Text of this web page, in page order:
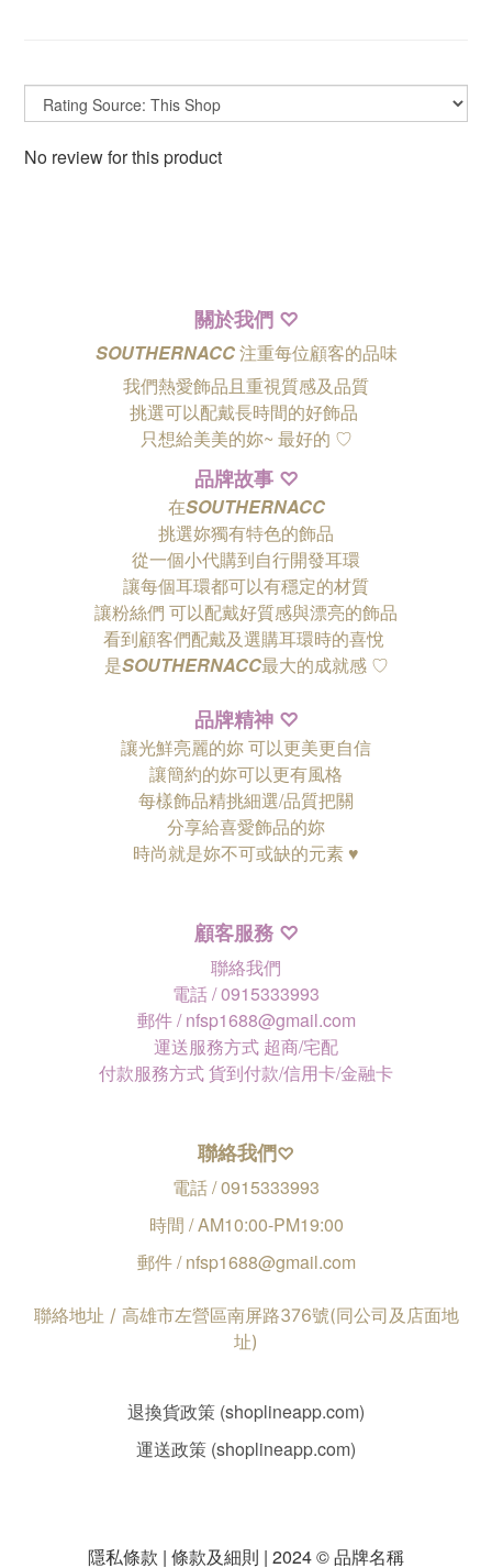
No review for this product
關於我們 ♡
SOUTHERNACC注重每位顧客的品味
我們熱愛飾品且重視質感及品質
挑選可以配戴長時間的好飾品
只想給美美的妳~ 最好的 ♡
品牌故事 ♡
在SOUTHERNACC
挑選妳獨有特色的飾品
從一個小代購到自行開發耳環
讓每個耳環都可以有穩定的材質
讓粉絲們 可以配戴好質感與漂亮的飾品
看到顧客們配戴及選購耳環時的喜悅
是SOUTHERNACC最大的成就感 ♡
品牌精神 ♡
讓光鮮亮麗的妳 可以更美更自信
讓簡約的妳可以更有風格
每樣飾品精挑細選/品質把關
分享給喜愛飾品的妳
時尚就是妳不可或缺的元素 ♥
顧客服務 ♡
聯絡我們
電話 / 0915333993
郵件 / nfsp1688@gmail.com
運送服務方式 超商/宅配
付款服務方式 貨到付款/信用卡/金融卡
聯絡我們♡
電話 / 0915333993
時間 / AM10:00-PM19:00
郵件 / nfsp1688@gmail.com
聯絡地址 / 高雄市左營區南屏路376號(同公司及店面地
址)
退換貨政策 (shoplineapp.com)
運送政策 (shoplineapp.com)
隱私條款 | 條款及細則 | 2024 © 品牌名稱